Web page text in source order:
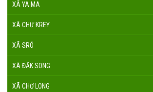
XÃ YA MA
XÃ CHƯ KREY
XÃ SRÓ
XÃ ĐĂK SONG
XÃ CHƠ LONG